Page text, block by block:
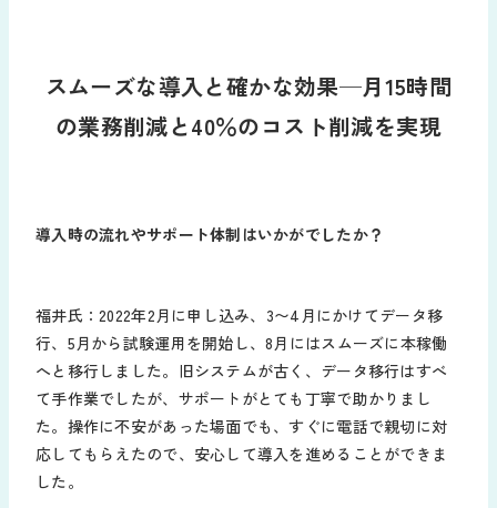
スムーズな導入と確かな効果─月15時間
の業務削減と40％のコスト削減を実現
導入時の流れやサポート体制はいかがでしたか？
福井氏：2022年2月に申し込み、3〜4月にかけてデータ移
行、5月から試験運用を開始し、8月にはスムーズに本稼働
へと移行しました。旧システムが古く、データ移行はすべ
て手作業でしたが、サポートがとても丁寧で助かりまし
た。操作に不安があった場面でも、すぐに電話で親切に対
応してもらえたので、安心して導入を進めることができま
した。